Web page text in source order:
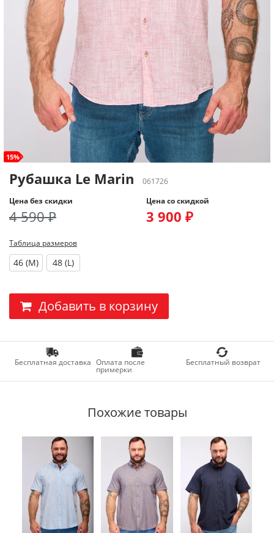
15%
Рубашка Le Marin
061726
Цена без скидки
4 590 ₽
Цена со скидкой
3 900 ₽
Таблица размеров
46 (M) 48 (L)
Добавить в корзину
Бесплатная доставка Оплата после
примерки
Бесплатный возврат
Похожие товары